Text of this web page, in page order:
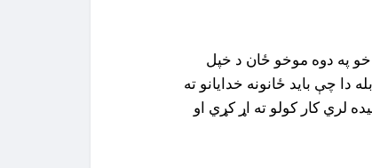
خو په دوه موخو ځان د خپل
چې باید ځانونه خدایانو ته
لري کار کولو ته اړ کړي او